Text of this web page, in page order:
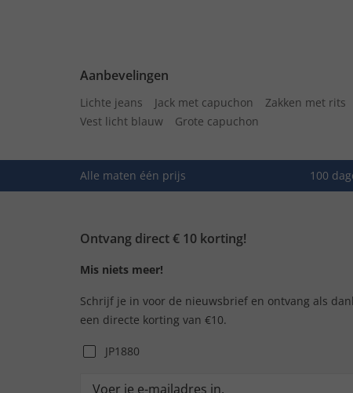
Aanbevelingen
Lichte jeans Jack met capuchon Zakken met rits
Vest licht blauw
Grote capuchon
Alle maten één prijs 100
Ontvang direct € 10 korting!
Mis niets meer!
Schrijf je in voor de nieuwsbrief en ontvang als
een directe korting van €10.
JP1880